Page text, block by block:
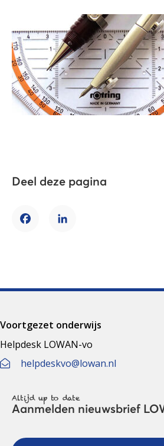
Deel deze pagina
FacebookLinkedIn
Voortgezet onderwijs
Helpdesk LOWAN-vo
helpdeskvo@lowan.nl
Altijd up to date
Aanmelden nieuwsbrief